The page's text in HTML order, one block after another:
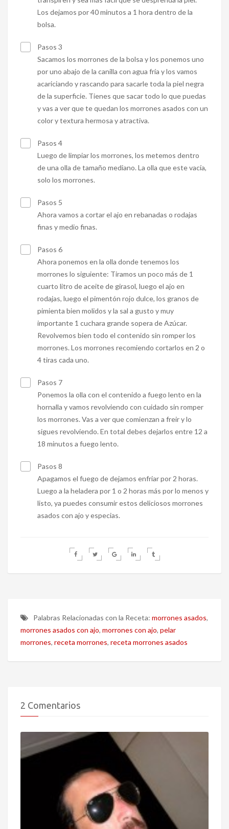
Los dejamos por 40 minutos a 1 hora dentro de la
bolsa.
Pasos 3
Sacamos los morrones de la bolsa y los ponemos uno
por uno abajo de la canilla con agua fría y los vamos
acariciando y rascando para sacarle toda la piel negra
de la superficie. Tienes que sacar todo lo que puedas
y vas a ver que te quedan los morrones asados con un
color y textura hermosa y atractiva.
Pasos 4
Luego de limpiar los morrones, los metemos dentro
de una olla de tamaño mediano. La olla que este vacía,
solo los morrones.
Pasos 5
Ahora vamos a cortar el ajo en rebanadas o rodajas
finas y medio finas.
Pasos 6
Ahora ponemos en la olla donde tenemos los
morrones lo siguiente: Tiramos un poco más de 1
cuarto litro de aceite de girasol, luego el ajo en
rodajas, luego el pimentón rojo dulce, los granos de
pimienta bien molidos y la sal a gusto y muy
importante 1 cuchara grande sopera de Azúcar.
Revolvemos bien todo el contenido sin romper los
morrones. Los morrones recomiendo cortarlos en 2 o
4 tiras cada uno.
Pasos 7
Ponemos la olla con el contenido a fuego lento en la
hornalla y vamos revolviendo con cuidado sin romper
los morrones. Vas a ver que comienzan a freir y lo
sigues revolviendo. En total debes dejarlos entre 12 a
18 minutos a fuego lento.
Pasos 8
Apagamos el fuego de dejamos enfriar por 2 horas.
Luego a la heladera por 1 o 2 horas más por lo menos y
listo, ya puedes consumir estos deliciosos morrones
asados con ajo y especias.
Palabras Relacionadas con la Receta: morrones asados,
morrones asados con ajo, morrones con ajo, pelar
morrones, receta morrones, receta morrones asados
2 Comentarios